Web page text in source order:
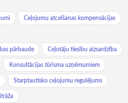
Ceļojumu atcelšanas kompensācijas
pārbaude Ceļotāju tiesību aizsardzība
Konsultācijas tūrisma uzņēmumiem
Starptautisko ceļojumu regulējums